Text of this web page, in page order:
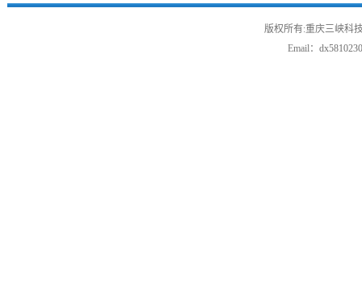
版权所有:重庆三峡科
Email：